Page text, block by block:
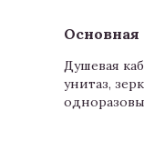
Основная
Душевая
унитаз,